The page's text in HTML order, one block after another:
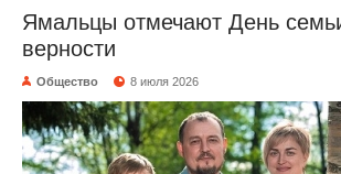
Ямальцы отмечают День
верности
Общество 8 июля 2026